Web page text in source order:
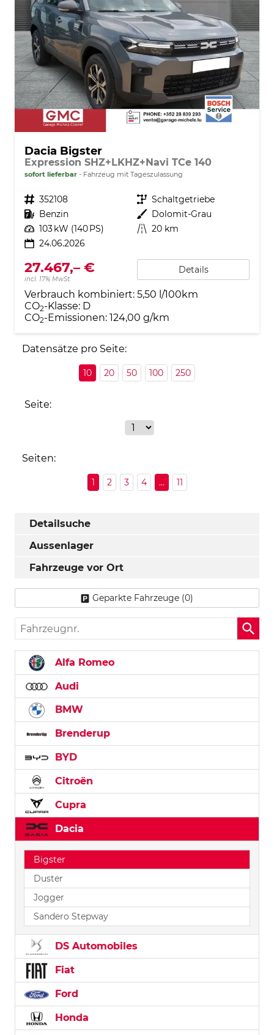
Dacia Bigster
Expression SHZ+LKHZ+Navi TCe 140
sofort lieferbar Fahrzeug mit Tageszulassung
Fahrzeugnr. 352108 Getriebe Schaltgetriebe
Kraftstoff Benzin Außenfarbe Dolomit-Grau
Leistung 103 kW (140 PS) Kilometerstand 20 km
24.06.2026
27.467,– €
incl. 17% MwSt.
Details
Verbrauch kombiniert: 5,50 l/100km
CO2-Klasse: D
CO2-Emissionen: 124,00 g/km
Datensätze pro Seite:
10 20 50 100 250
Seite:
Seiten:
1 2 3 4 ... 11
Detailsuche
Aussenlager
Fahrzeuge vor Ort
Geparkte Fahrzeuge (0)
Fahrzeugnr.
Alfa Romeo
Audi
BMW
Brenderup
BYD
Citroën
Cupra
Dacia
Bigster
Duster
Jogger
Sandero Stepway
DS Automobiles
Fiat
Ford
Honda